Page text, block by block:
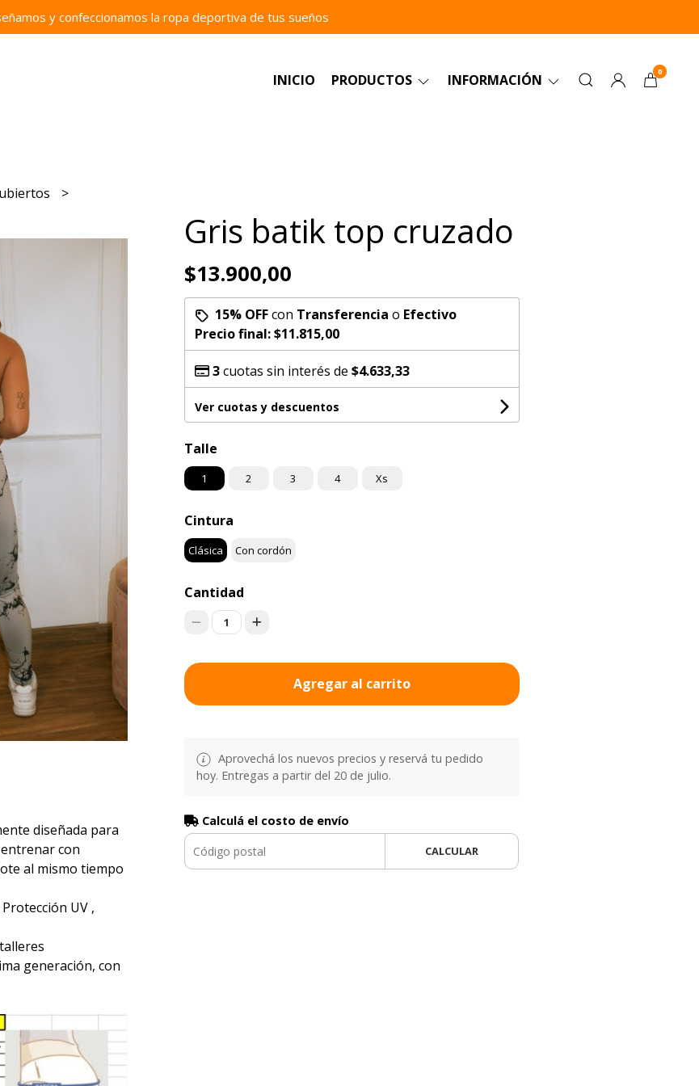
y confeccionamos la ropa deportiva de tus sueños
INICIO PRODUCTOS INFORMACIÓN 0
diseñada para
con
al mismo tiempo
UV ,
generación, con
Gris batik top cruzado
$13.900,00
15% OFFcon Transferencia o Efectivo
Precio final:$11.815,00
3cuotas sin interés de $4.633,33
Ver cuotas y descuentos
Talle
1 2 3 4 Xs
Cintura
Clásica Con cordón
Cantidad
1
Agregar al carrito
Aprovechá los nuevos precios y reservá tu pedido
hoy. Entregas a partir del 20 de julio.
Calculá el costo de envío
CALCULAR